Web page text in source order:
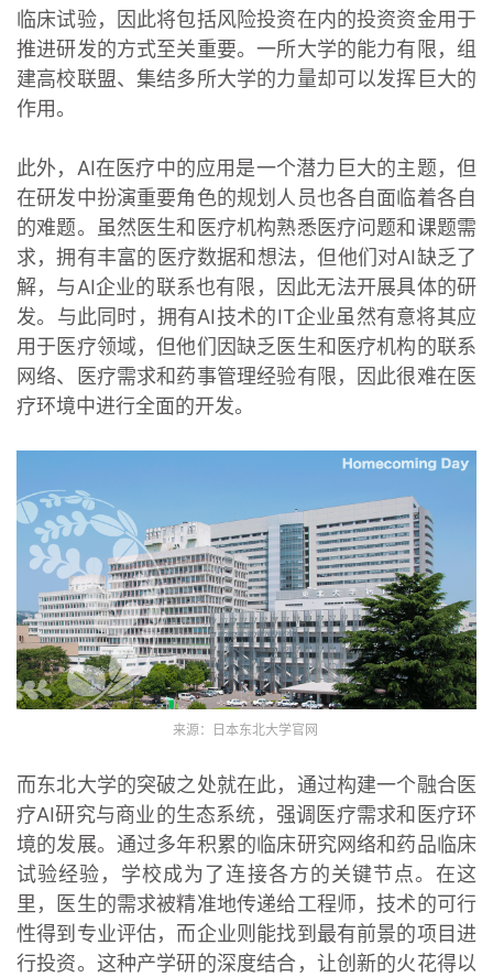
临床试验，因此将包括风险投资在内的投资资金用于
推进研发的方式至关重要。一所大学的能力有限，组
建高校联盟、集结多所大学的力量却可以发挥巨大的
作用。
此外，AI在医疗中的应用是一个潜力巨大的主题，但
在研发中扮演重要角色的规划人员也各自面临着各自
的难题。虽然医生和医疗机构熟悉医疗问题和课题需
求，拥有丰富的医疗数据和想法，但他们对AI缺乏了
解，与AI企业的联系也有限，因此无法开展具体的研
发。与此同时，拥有AI技术的IT企业虽然有意将其应
用于医疗领域，但他们因缺乏医生和医疗机构的联系
网络、医疗需求和药事管理经验有限，因此很难在医
疗环境中进行全面的开发。
来源：日本东北大学官网
而东北大学的突破之处就在此，通过构建一个融合医
疗AI研究与商业的生态系统，强调医疗需求和医疗环
境的发展。通过多年积累的临床研究网络和药品临床
试验经验，学校成为了连接各方的关键节点。在这
里，医生的需求被精准地传递给工程师，技术的可行
性得到专业评估，而企业则能找到最有前景的项目进
行投资。这种产学研的深度结合，让创新的火花得以